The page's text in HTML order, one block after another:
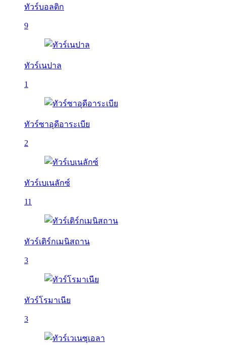
ทัวร์บอลติก
9
ทัวร์เนปาล
1
ทัวร์ซาอุดีอาระเบีย
2
ทัวร์เบเนลักซ์
11
ทัวร์เติร์กเมนิสถาน
3
ทัวร์โรมาเนีย
3